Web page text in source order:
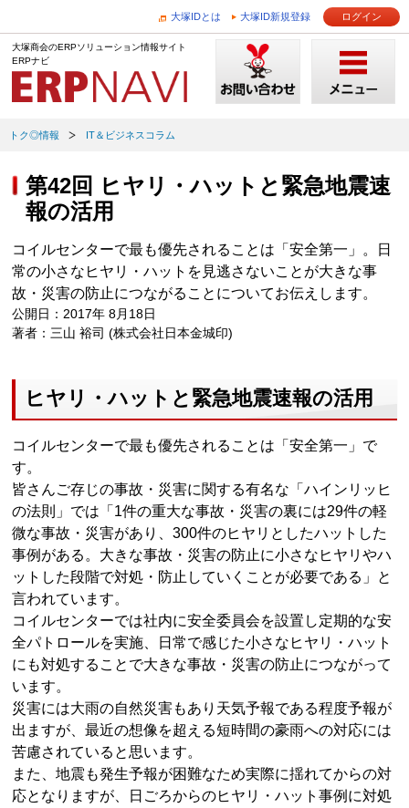
大塚IDとは 大塚ID新規登録 ログイン
大塚商会のERPソリューション情報サイト
ERPナビ
トク◎情報 IT＆ビジネスコラム
第42回 ヒヤリ・ハットと緊急地震速
報の活用
コイルセンターで最も優先されることは「安全第一」。日
常の小さなヒヤリ・ハットを見逃さないことが大きな事
故・災害の防止につながることについてお伝えします。
公開日：2017年 8月18日
著者：三山 裕司 (株式会社日本金城印)
ヒヤリ・ハットと緊急地震速報の活用
コイルセンターで最も優先されることは「安全第一」で
す。
皆さんご存じの事故・災害に関する有名な「ハインリッヒ
の法則」では「1件の重大な事故・災害の裏には29件の軽
微な事故・災害があり、300件のヒヤリとしたハットした
事例がある。大きな事故・災害の防止に小さなヒヤリやハ
ットした段階で対処・防止していくことが必要である」と
言われています。
コイルセンターでは社内に安全委員会を設置し定期的な安
全パトロールを実施、日常で感じた小さなヒヤリ・ハット
にも対処することで大きな事故・災害の防止につながって
います。
災害には大雨の自然災害もあり天気予報である程度予報が
出ますが、最近の想像を超える短時間の豪雨への対応には
苦慮されていると思います。
また、地震も発生予報が困難なため実際に揺れてからの対
応となりますが、日ごろからのヒヤリ・ハット事例に対処